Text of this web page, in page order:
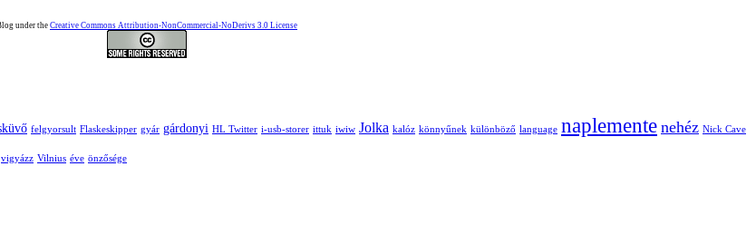
under the Creative Commons Attribution-NonCommercial-NoDerivs 3.0 License
felgyorsult Flaskeskipper gyár gárdonyi HL Twitter i-usb-storer ittuk iwiw Jolka kalóz könnyűnek különböző language naplemente nehéz Nick Cave
vigyázz Vilnius éve önzősége